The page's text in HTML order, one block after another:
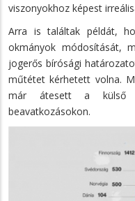
viszonyokhoz képest
Arra is találtak példát,
okmányok módosítását,
jogerős bírósági
műtétet kérhetett volna.
már átesett a külső
beavatkozásokon.